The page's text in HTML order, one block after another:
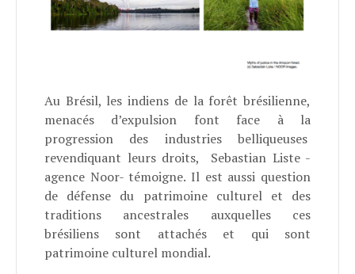
Au Brésil, les indiens de la forêt brésilienne,
menacés d’expulsion font face à la
progression des industries belliqueuses
revendiquant leurs droits, Sebastian Liste -
agence Noor- témoigne. Il est aussi question
de défense du patrimoine culturel et des
traditions ancestrales auxquelles ces
brésiliens sont attachés et qui sont
patrimoine culturel mondial.